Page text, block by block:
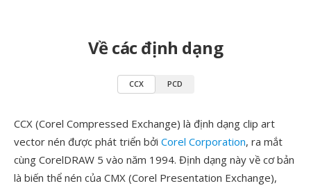
Về các định dạng
CCX PCD
CCX (Corel Compressed Exchange) là định dạng clip art
vector nén được phát triển bởi Corel Corporation, ra mắt
cùng CorelDRAW 5 vào năm 1994. Định dạng này về cơ bản
là biến thể nén của CMX (Corel Presentation Exchange),